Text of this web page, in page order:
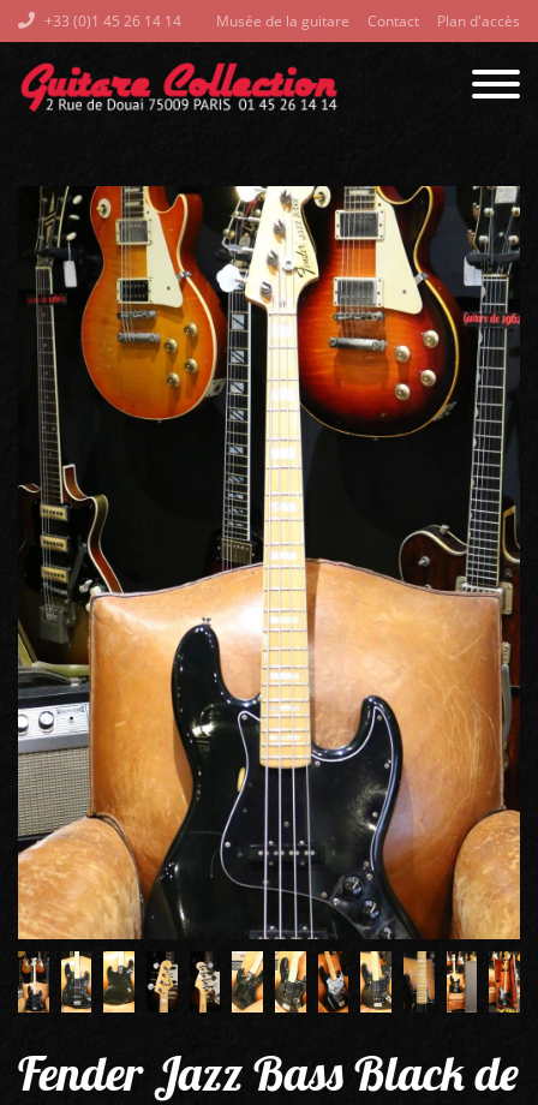
+33 (0)1 45 26 14 14 Musée de la guitare Contact Plan d'accès
Fender Jazz Bass Black de